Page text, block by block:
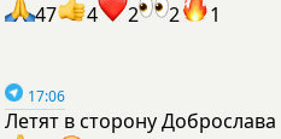
47
4 2 2 1
17:06
Летят в сторону Доброслава